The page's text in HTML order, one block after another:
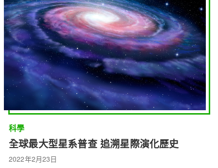
科學
全球最大型星系普查 追溯星際演化歷史
2022年2月23日